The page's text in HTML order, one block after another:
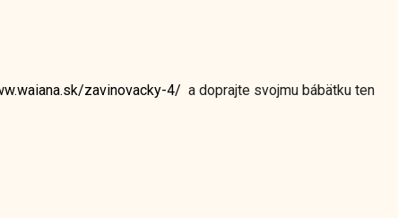
zavinovacky-4/ a doprajte svojmu bábätku ten